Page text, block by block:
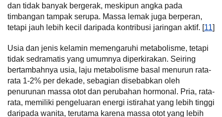
dan tidak banyak bergerak, meskipun angka pada
timbangan tampak serupa. Massa lemak juga berperan,
tetapi jauh lebih kecil daripada kontribusi jaringan aktif. [11]
Usia dan jenis kelamin memengaruhi metabolisme, tetapi
tidak sedramatis yang umumnya diperkirakan. Seiring
bertambahnya usia, laju metabolisme basal menurun rata-
rata 1-2% per dekade, sebagian disebabkan oleh
penurunan massa otot dan perubahan hormonal. Pria, rata-
rata, memiliki pengeluaran energi istirahat yang lebih tinggi
daripada wanita, terutama karena massa otot yang lebih